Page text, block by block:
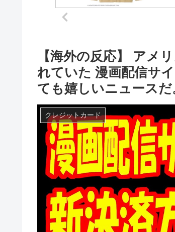
【海外の反応】 アメ
れていた 漫画配信サ
ても嬉しいニュースだ
クレジットカード